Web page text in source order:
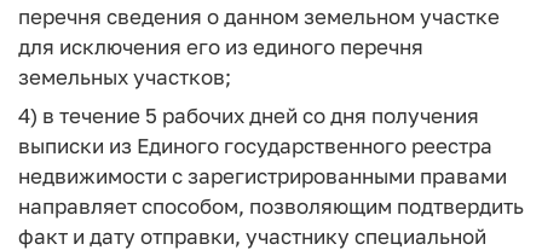
перечня сведения о данном земельном участке
для исключения его из единого перечня
земельных участков;
4) в течение 5 рабочих дней со дня получения
выписки из Единого государственного реестра
недвижимости с зарегистрированными правами
направляет способом, позволяющим подтвердить
факт и дату отправки, участнику специальной